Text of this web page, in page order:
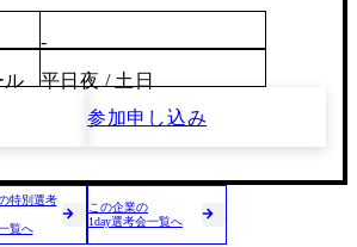
-
ル
平日夜 / 土日
参加申し込み
特別選考
覧へ
この企業の
1day選考会一覧へ